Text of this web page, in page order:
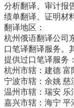
分析翻译、审计报
绩单翻译、证明材
翻译地区：
杭州俄语翻译公司
口笔译翻译服务。
提供过口笔译服务：
杭州市辖：建德 富
宁波市辖：余姚 慈
温州市辖：瑞安 乐
嘉兴市辖：海宁 平